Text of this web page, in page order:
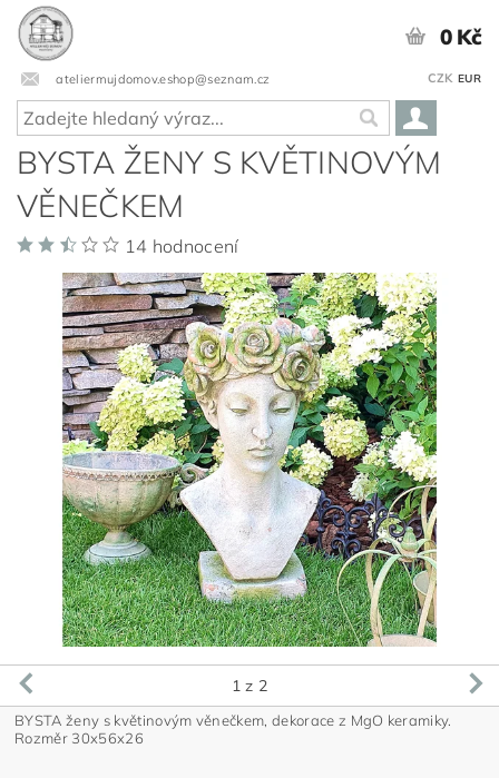
ateliermujdomov.eshop@seznam.cz CZK EUR
0 Kč
BYSTA ŽENY S KVĚTINOVÝM
VĚNEČKEM
14 hodnocení
1 z 2
BYSTA ženy s květinovým věnečkem, dekorace z MgO keramiky.
Rozměr 30x56x26